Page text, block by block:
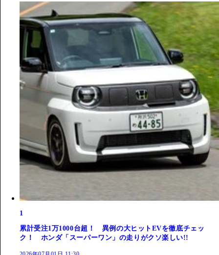
1
累計受注1万1000台超！ 異例の大ヒットEVを徹底チェッ
ク！ ホンダ「スーパーワン」の走りがクソ楽しい!!